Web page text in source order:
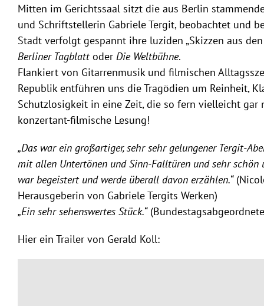
Mitten im Gerichtssaal sitzt die aus Berlin
und Schriftstellerin Gabriele Tergit, beobachtet und
Stadt verfolgt gespannt ihre luziden „Skizzen aus
Berliner Tagblattoder Die Weltbühne.
Flankiert von Gitarrenmusik und filmischen
Republik entführen uns die Tragödien um Reinheit,
Schutzlosigkeit in eine Zeit, die so fern vielleicht gar
konzertant-filmische Lesung!
„Das war ein großartiger, sehr sehr gelungener Tergit-
mit allen Untertönen und Sinn-Falltüren und sehr schön
war begeistert und werde überall davon erzählen.“
Herausgeberin von Gabriele Tergits Werken)
„Ein sehr sehenswertes Stück.“
Hier ein Trailer von Gerald Koll: